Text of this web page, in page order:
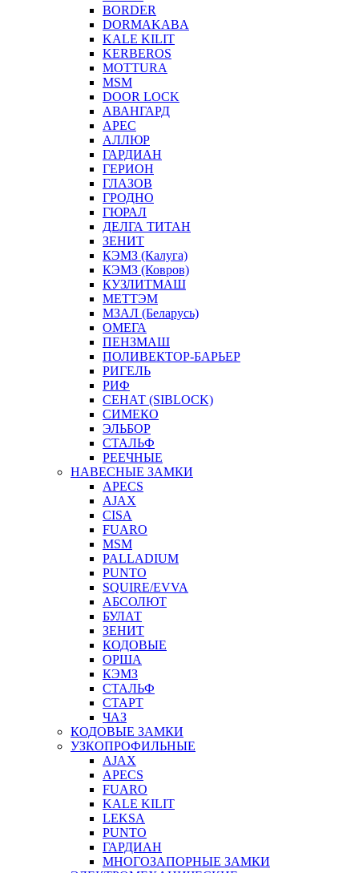
BORDER
DORMAKABA
KALE KILIT
KERBEROS
MOTTURA
MSM
DOOR LOCK
АВАНГАРД
АРЕС
АЛЛЮР
ГАРДИАН
ГЕРИОН
ГЛАЗОВ
ГРОДНО
ГЮРАЛ
ДЕЛГА ТИТАН
ЗЕНИТ
КЭМЗ (Калуга)
КЭМЗ (Ковров)
КУЗЛИТМАШ
МЕТТЭМ
МЗАЛ (Беларусь)
ОМЕГА
ПЕНЗМАШ
ПОЛИВЕКТОР-БАРЬЕР
РИГЕЛЬ
РИФ
СЕНАТ (SIBLOCK)
СИМЕКО
ЭЛЬБОР
СТАЛЬФ
РЕЕЧНЫЕ
НАВЕСНЫЕ ЗАМКИ
APECS
AJAX
CISA
FUARO
MSM
PALLADIUM
PUNTO
SQUIRE/EVVA
АБСОЛЮТ
БУЛАТ
ЗЕНИТ
КОДОВЫЕ
ОРША
КЭМЗ
СТАЛЬФ
СТАРТ
ЧАЗ
КОДОВЫЕ ЗАМКИ
УЗКОПРОФИЛЬНЫЕ
AJAX
APECS
FUARO
KALE KILIT
LEKSA
PUNTO
ГАРДИАН
МНОГОЗАПОРНЫЕ ЗАМКИ